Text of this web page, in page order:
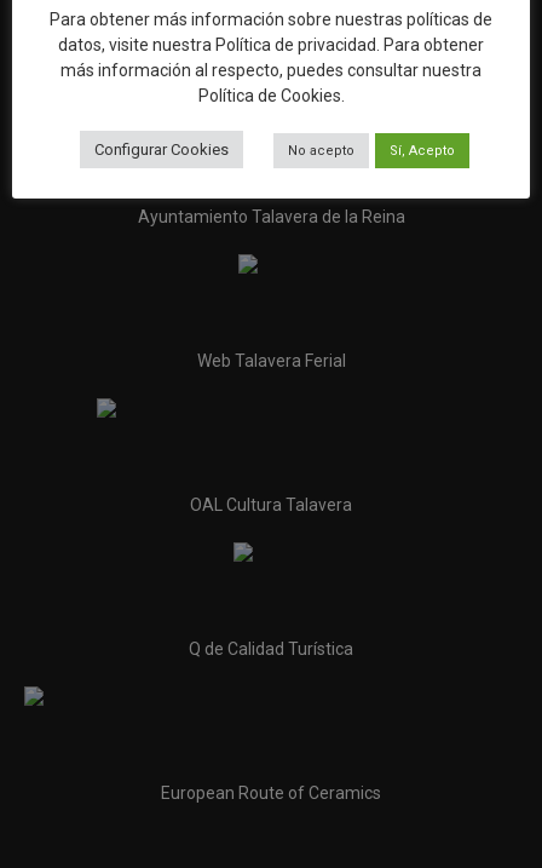
Teléfono:925 82 63 22
Ayuntamiento Talavera de la Reina
Web Talavera Ferial
OAL Cultura Talavera
Q de Calidad Turística
European Route of Ceramics
Para obtener más información sobre nuestras políticas de
datos, visite nuestra Política de privacidad
. Para obtener
más información al respecto, puedes consultar nuestra
Política de Cookies
Configurar Cookies No acepto Sí, Acepto